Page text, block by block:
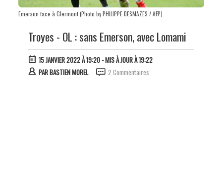
Emerson face à Clermont (Photo by PHILIPPE DESMAZES / AFP)
Troyes - OL : sans Emerson, avec Lomami
15 JANVIER 2022 À 19:20- MIS À JOUR À 19:22
PARBASTIEN MOREL 2 Commentaires